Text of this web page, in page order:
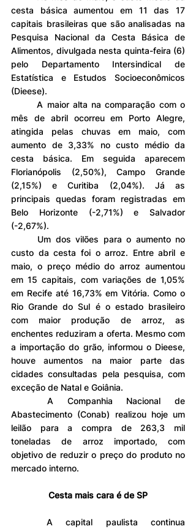
cesta básica aumentou em 11 das 17
capitais brasileiras que são analisadas na
Pesquisa Nacional da Cesta Básica de
Alimentos, divulgada nesta quinta-feira (6)
pelo Departamento Intersindical de
Estatística e Estudos Socioeconômicos
(Dieese).
	A maior alta na comparação com o
mês de abril ocorreu em Porto Alegre,
atingida pelas chuvas em maio, com
aumento de 3,33% no custo médio da
cesta básica. Em seguida aparecem
Florianópolis (2,50%), Campo Grande
(2,15%) e Curitiba (2,04%). Já as
principais quedas foram registradas em
Belo Horizonte (-2,71%) e Salvador
(-2,67%).
custo da cesta foi o arroz. Entre abril e
maio, o preço médio do arroz aumentou
em 15 capitais, com variações de 1,05%
em Recife até 16,73% em Vitória. Como o
Rio Grande do Sul é o estado brasileiro
com maior produção de arroz, as
enchentes reduziram a oferta. Mesmo com
a importação do grão, informou o Dieese,
houve aumentos na maior parte das
cidades consultadas pela pesquisa, com
exceção de Natal e Goiânia.
Abastecimento (Conab) realizou hoje um
leilão para a compra de 263,3 mil
toneladas de arroz importado, com
objetivo de reduzir o preço do produto no
mercado interno.
Cesta mais cara é de SP